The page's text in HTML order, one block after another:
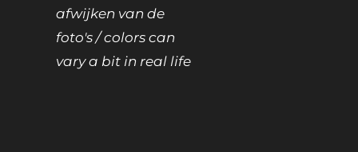
afwijken van de
foto's / colors can
vary a bit in real life